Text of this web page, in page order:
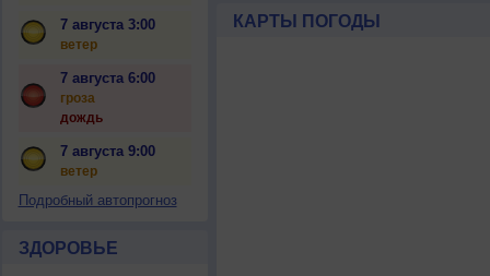
7 августа 3:00
ветер
7 августа 6:00
гроза
дождь
7 августа 9:00
ветер
Подробный автопрогноз
ЗДОРОВЬЕ
КАРТЫ ПОГОДЫ